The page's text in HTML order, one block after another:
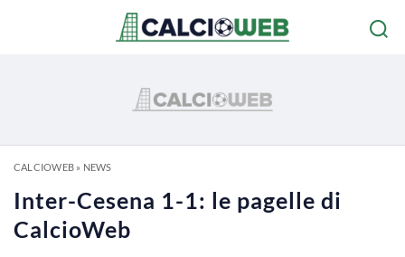
CALCIOWEB» NEWS
Inter-Cesena 1-1: le pagelle di
CalcioWeb